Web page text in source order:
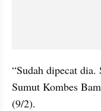
“Sudah dipecat
Sumut Kombes
(9/2).